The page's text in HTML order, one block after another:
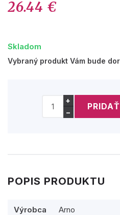
26.44 €
Skladom
Vybraný produkt Vám bude
+
−
POPIS PRODUKTU
Výrobca Arno